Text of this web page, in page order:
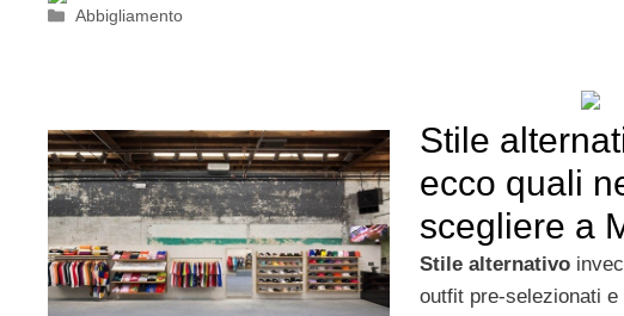
Categorie
Abbigliamento
Stile
ecco quali
scegliere a
Stile alternativo
outfit pre-selezionati